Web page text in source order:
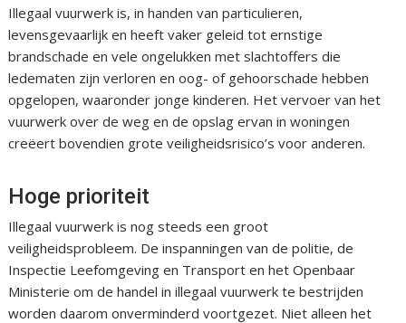
Illegaal vuurwerk is, in handen van particulieren,
levensgevaarlijk en heeft vaker geleid tot ernstige
brandschade en vele ongelukken met slachtoffers die
ledematen zijn verloren en oog- of gehoorschade hebben
opgelopen, waaronder jonge kinderen. Het vervoer van het
vuurwerk over de weg en de opslag ervan in woningen
creëert bovendien grote veiligheidsrisico’s voor anderen.
Hoge prioriteit
Illegaal vuurwerk is nog steeds een groot
veiligheidsprobleem. De inspanningen van de politie, de
Inspectie Leefomgeving en Transport en het Openbaar
Ministerie om de handel in illegaal vuurwerk te bestrijden
worden daarom onverminderd voortgezet. Niet alleen het